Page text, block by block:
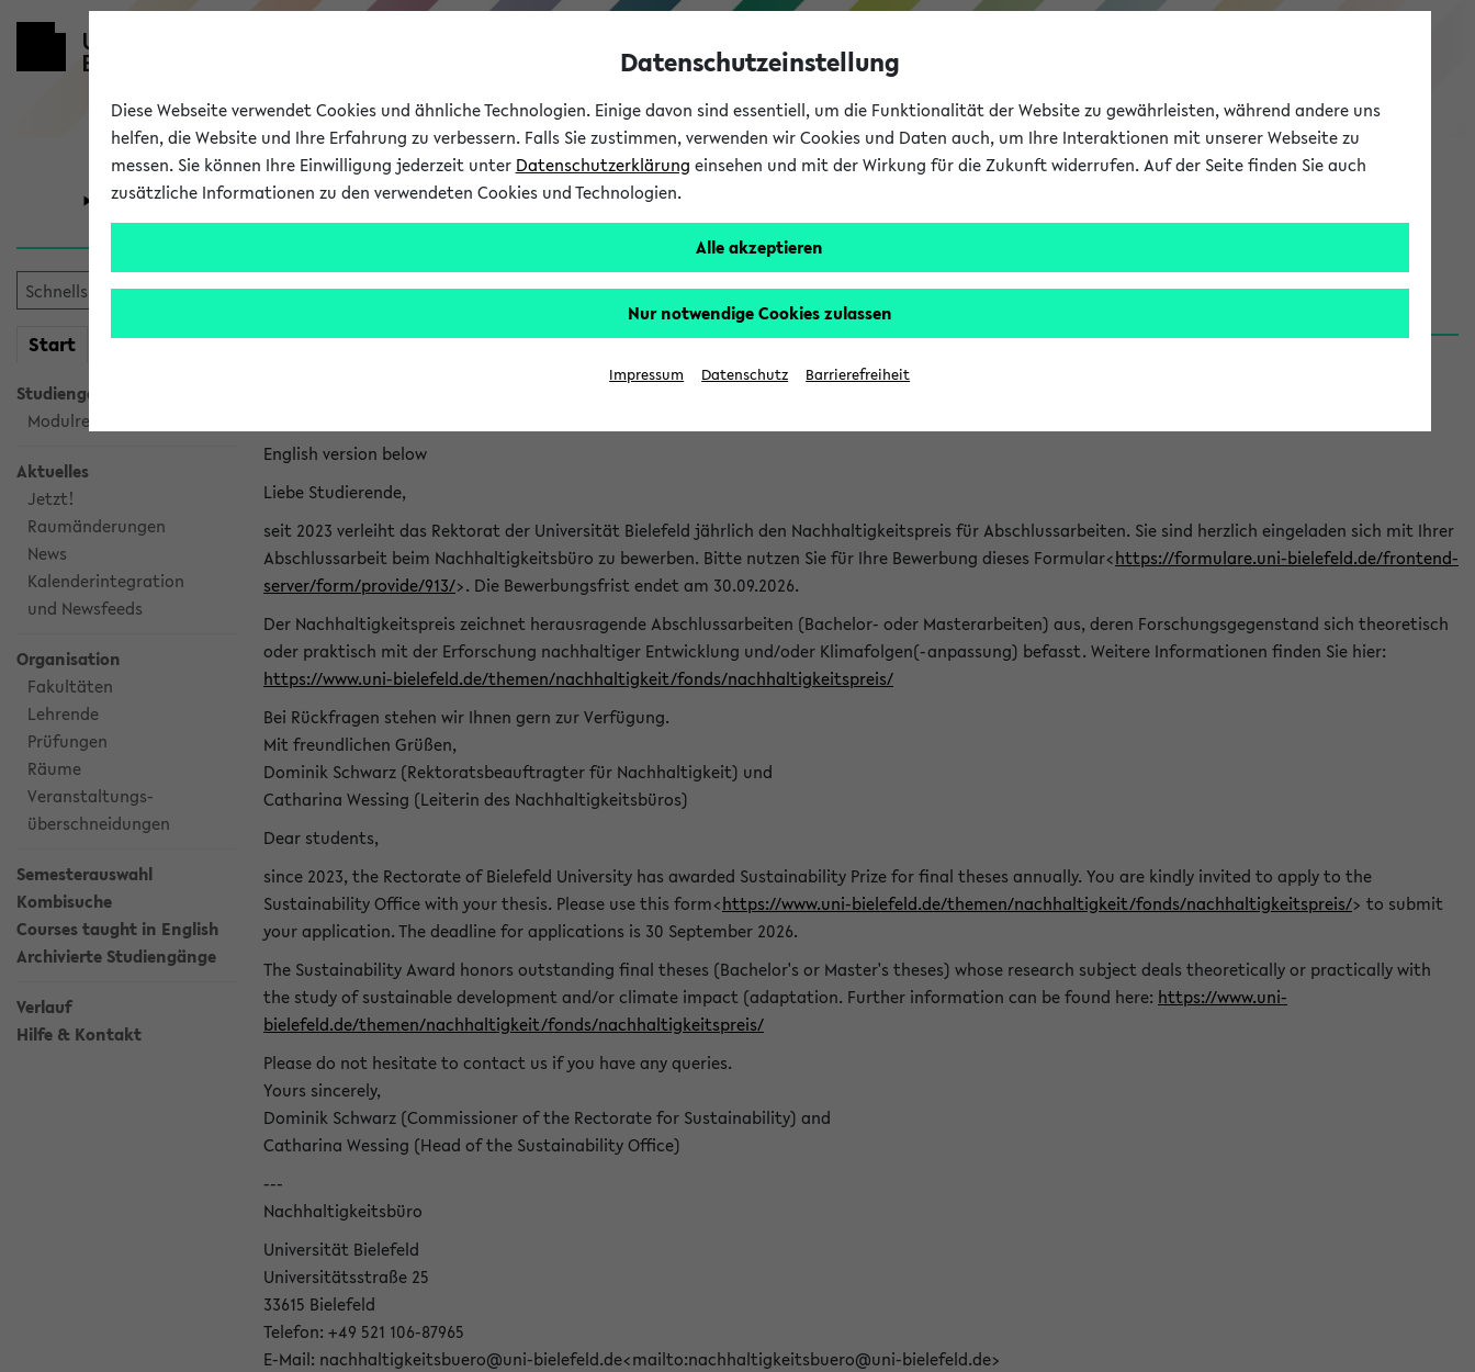
eKVV
Universität Forschung Studium
Start meineKVV
Studiengangsauswahl
Modulrecherche
Aktuelles
Jetzt!
Raumänderungen
News
Kalenderintegration
und Newsfeeds
Organisation
Fakultäten
Lehrende
Prüfungen
Räume
Veranstaltungs-
überschneidungen
Semesterauswahl
Kombisuche
Courses taught in English
Archivierte Studiengänge
Verlauf
Hilfe & Kontakt
eKVV News
Nachhaltigkeitspreis 2026: Bewerbungsphase gestartet (06.08.26)
English version below
Liebe Studierende,
seit 2023 verleiht das Rektorat der Universität Bielefeld jährlich den Nachhaltigkeitspreis für Abschlussarbeiten. Sie sind herzlich eingeladen sich mit Ihrer
Abschlussarbeit beim Nachhaltigkeitsbüro zu bewerben. Bitte nutzen Sie für Ihre Bewerbung dieses Formular<https://formulare.uni-bielefeld.de/frontend-
server/form/provide/913/>. Die Bewerbungsfrist endet am 30.09.2026.
Der Nachhaltigkeitspreis zeichnet herausragende Abschlussarbeiten (Bachelor- oder Masterarbeiten) aus, deren Forschungsgegenstand sich theoretisch
oder praktisch mit der Erforschung nachhaltiger Entwicklung und/oder Klimafolgen(-anpassung) befasst. Weitere Informationen finden Sie hier:
https://www.uni-bielefeld.de/themen/nachhaltigkeit/fonds/nachhaltigkeitspreis/
Bei Rückfragen stehen wir Ihnen gern zur Verfügung.
Mit freundlichen Grüßen,
Dominik Schwarz (Rektoratsbeauftragter für Nachhaltigkeit) und
Catharina Wessing (Leiterin des Nachhaltigkeitsbüros)
Dear students,
since 2023, the Rectorate of Bielefeld University has awarded Sustainability Prize for final theses annually. You are kindly invited to apply to the
Sustainability Office with your thesis. Please use this form<https://www.uni-bielefeld.de/themen/nachhaltigkeit/fonds/nachhaltigkeitspreis/> to submit
your application. The deadline for applications is 30 September 2026.
The Sustainability Award honors outstanding final theses (Bachelor's or Master's theses) whose research subject deals theoretically or practically with
the study of sustainable development and/or climate impact (adaptation. Further information can be found here: https://www.uni-
bielefeld.de/themen/nachhaltigkeit/fonds/nachhaltigkeitspreis/
Please do not hesitate to contact us if you have any queries.
Yours sincerely,
Dominik Schwarz (Commissioner of the Rectorate for Sustainability) and
Catharina Wessing (Head of the Sustainability Office)
---
Nachhaltigkeitsbüro
Universität Bielefeld
Universitätsstraße 25
33615 Bielefeld
Telefon: +49 521 106-87965
E-Mail: nachhaltigkeitsbuero@uni-bielefeld.de<mailto:nachhaltigkeitsbuero@uni-bielefeld.de>
Datenschutzeinstellung
Diese Webseite verwendet Cookies und ähnliche Technologien. Einige davon sind essentiell, um die Funktionalität der Website zu gewährleisten, während andere uns
helfen, die Website und Ihre Erfahrung zu verbessern. Falls Sie zustimmen, verwenden wir Cookies und Daten auch, um Ihre Interaktionen mit unserer Webseite zu
messen. Sie können Ihre Einwilligung jederzeit unter Datenschutzerklärung einsehen und mit der Wirkung für die Zukunft widerrufen. Auf der Seite finden Sie auch
zusätzliche Informationen zu den verwendeten Cookies und Technologien.
Alle akzeptieren
Nur notwendige Cookies zulassen
Impressum Datenschutz Barrierefreiheit